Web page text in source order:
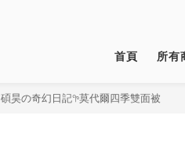
首頁 所有
碩昊の奇幻日記𖧧莫代爾四季雙面被